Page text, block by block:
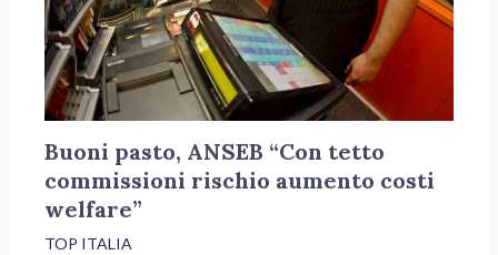
Buoni pasto, ANSEB “Con tetto
commissioni rischio aumento costi
welfare”
TOP ITALIA